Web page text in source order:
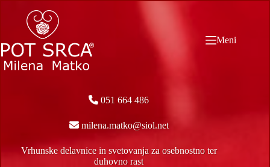
content
Meni
051 664 486
milena.matko@siol.net
Vrhunske delavnice in svetovanja za osebnostno ter
duhovno rast